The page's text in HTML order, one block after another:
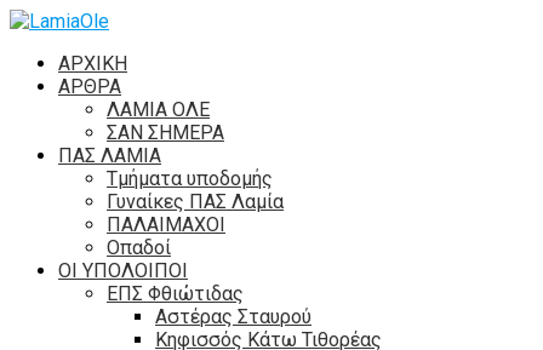
ΑΡΧΙΚΗ
ΑΡΘΡΑ
ΛΑΜΙΑ ΟΛΕ
ΣΑΝ ΣΗΜΕΡΑ
ΠΑΣ ΛΑΜΙΑ
Τμήματα υποδομής
Γυναίκες ΠΑΣ Λαμία
ΠΑΛΑΙΜΑΧΟΙ
Οπαδοί
ΟΙ ΥΠΟΛΟΙΠΟΙ
ΕΠΣ Φθιώτιδας
Αστέρας Σταυρού
Κηφισσός Κάτω Τιθορέας